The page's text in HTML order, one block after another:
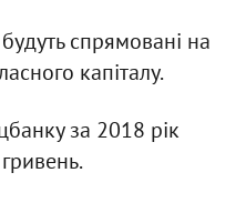
спрямовані на
капіталу.
за 2018 рік